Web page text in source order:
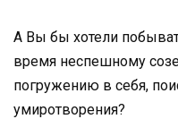
А Вы бы хотели
время неспешному
погружению в себя,
умиротворения?